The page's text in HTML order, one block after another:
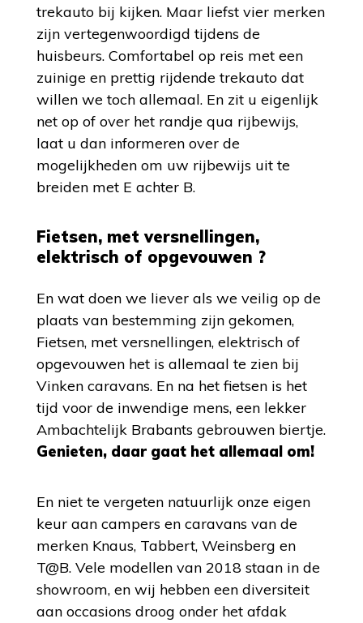
trekauto bij kijken. Maar liefst vier merken
zijn vertegenwoordigd tijdens de
huisbeurs. Comfortabel op reis met een
zuinige en prettig rijdende trekauto dat
willen we toch allemaal. En zit u eigenlijk
net op of over het randje qua rijbewijs,
laat u dan informeren over de
mogelijkheden om uw rijbewijs uit te
breiden met E achter B.
Fietsen, met versnellingen,
elektrisch of opgevouwen ?
En wat doen we liever als we veilig op de
plaats van bestemming zijn gekomen,
Fietsen, met versnellingen, elektrisch of
opgevouwen het is allemaal te zien bij
Vinken caravans. En na het fietsen is het
tijd voor de inwendige mens, een lekker
Ambachtelijk Brabants gebrouwen biertje.
Genieten, daar gaat het allemaal om!
En niet te vergeten natuurlijk onze eigen
keur aan campers en caravans van de
merken Knaus, Tabbert, Weinsberg en
T@B. Vele modellen van 2018 staan in de
showroom, en wij hebben een diversiteit
aan occasions droog onder het afdak